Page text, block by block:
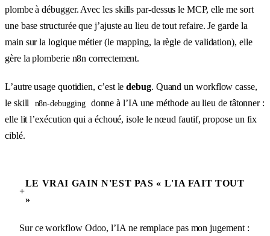
plombe à débugger. Avec les skills par-dessus le MCP, elle me sort
une base structurée que j’ajuste au lieu de tout refaire. Je garde la
main sur la logique métier (le mapping, la règle de validation), elle
gère la plomberie n8n correctement.
L’autre usage quotidien, c’est ledebug. Quand un workflow casse,
le skill
n8n-debugging
donne à l’IA une méthode au lieu de tâtonner :
elle lit l’exécution qui a échoué, isole le nœud fautif, propose un fix
ciblé.
+
LE VRAI GAIN N'EST PAS « L'IA FAIT TOUT
»
Sur ce workflow Odoo, l’IA ne remplace pas mon jugement :